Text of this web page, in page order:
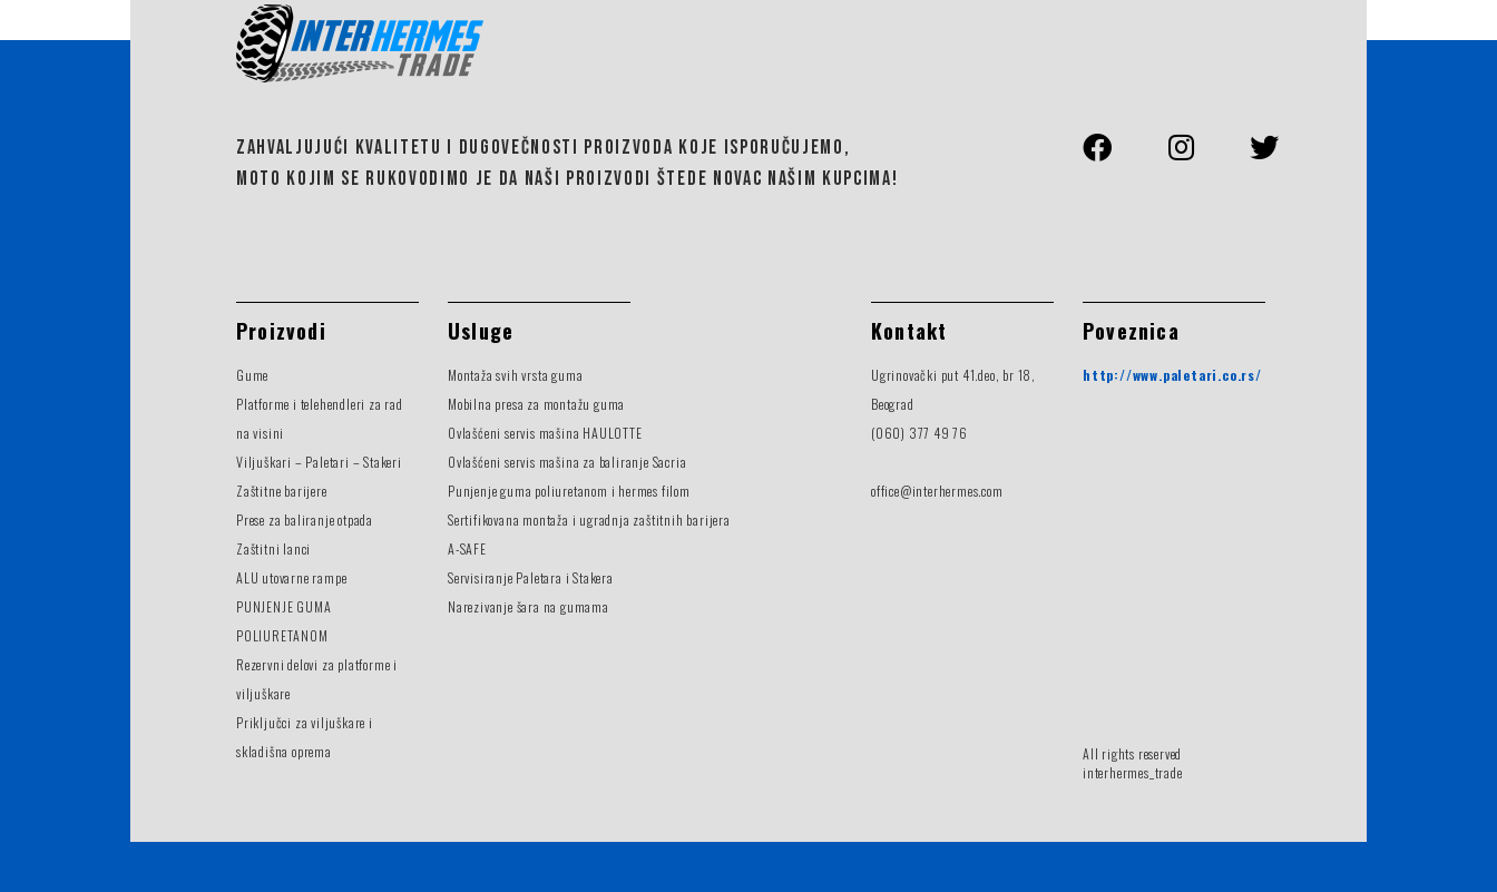
ZAHVALJUJUĆI KVALITETU I DUGOVEČNOSTI PROIZVODA KOJE ISPORUČUJEMO,
MOTO KOJIM SE RUKOVODIMO JE DA NAŠI PROIZVODI ŠTEDE NOVAC NAŠIM KUPCIMA!
Proizvodi
Gume
Platforme i telehendleri za rad
na visini
Viljuškari – Paletari – Stakeri
Zaštitne barijere
Prese za baliranje otpada
Zaštitni lanci
ALU utovarne rampe
PUNJENJE GUMA
POLIURETANOM
Rezervni delovi za platforme i
viljuškare
Priključci za viljuškare i
skladišna oprema
Usluge
Montaža svih vrsta guma
Mobilna presa za montažu guma
Ovlašćeni servis mašina HAULOTTE
Ovlašćeni servis mašina za baliranje Sacria
Punjenje guma poliuretanom i hermes filom
Sertifikovana montaža i ugradnja zaštitnih barijera
A-SAFE
Servisiranje Paletara i Stakera
Narezivanje šara na gumama
Kontakt
Ugrinovački put 41.deo, br 18,
Beograd
(060) 377 49 76
office@interhermes.com
Poveznica
http://www.paletari.co.rs/
All rights reserved
interhermes_trade